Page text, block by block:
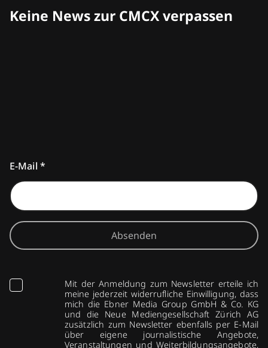
Keine News zur CMCX verpassen
E-Mail *
Absenden
Mit der Anmeldung zum Newsletter erteile ich
meine jederzeit widerrufliche Einwilligung, dass
mich die Ebner Media Group GmbH & Co. KG
und die Neue Mediengesellschaft Zürich AG
zusätzlich zum Newsletter ebenfalls per E-Mail
über eigene journalistische Angebote,
Veranstaltungen und Weiterbildungsangebote,